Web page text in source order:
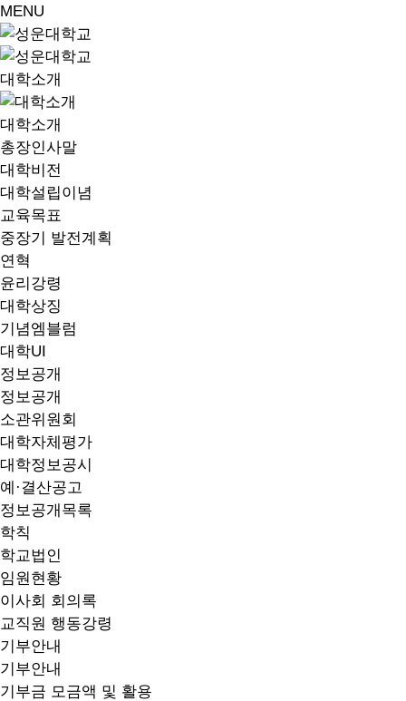
MENU
대학소개
대학소개
총장인사말
대학비전
대학설립이념
교육목표
중장기 발전계획
연혁
윤리강령
대학상징
기념엠블럼
대학UI
정보공개
정보공개
소관위원회
대학자체평가
대학정보공시
예·결산공고
정보공개목록
학칙
학교법인
임원현황
이사회 회의록
교직원 행동강령
기부안내
기부안내
기부금 모금액 및 활용